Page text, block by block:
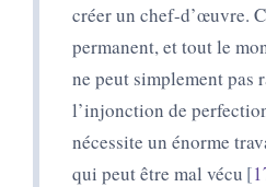
créer un chef-d’œuvre.
permanent, et tout le
ne peut simplement pas
l’injonction de
nécessite un énorme
qui peut être mal vécu